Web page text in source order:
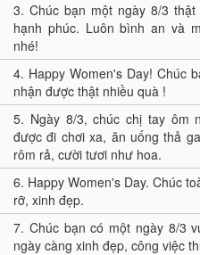
3. Chúc bạn một ngày 8/3
hạnh phúc. Luôn bình an và
nhé!
4. Happy Women's Day! Chúc
nhận được thật nhiều quà !
5. Ngày 8/3, chúc chị tay ôm
được đi chơi xa, ăn uống thả
rôm rả, cười tươi như hoa.
6. Happy Women's Day. Chúc
rỡ, xinh đẹp.
7. Chúc bạn có một ngày 8/3
ngày càng xinh đẹp, công việc